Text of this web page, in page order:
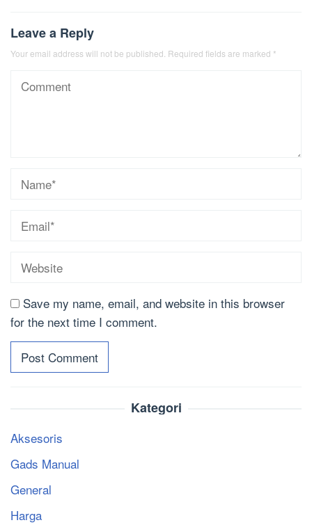
Leave a Reply
Your email address will not be published. Required fields are marked *
Save my name, email, and website in this browser
for the next time I comment.
Kategori
Aksesoris
Gads Manual
General
Harga